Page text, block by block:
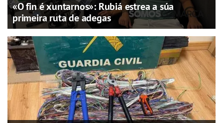
«O fin é xuntarnos»: Rubiá estrea a súa
primeira ruta de adegas